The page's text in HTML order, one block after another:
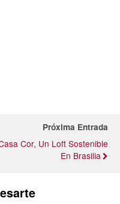
Próxima Entrada
Cor, Un Loft Sostenible
En Brasilia